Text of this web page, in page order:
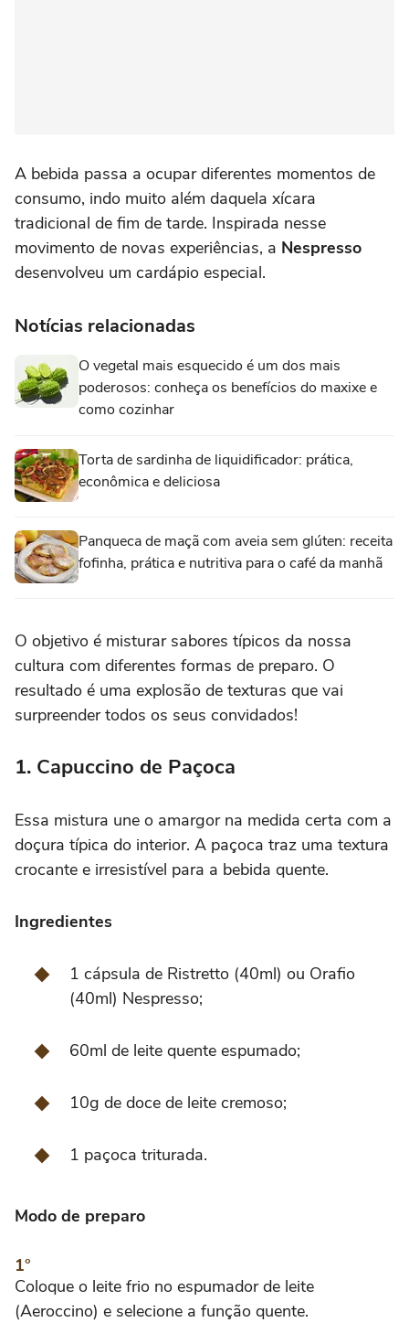
A bebida passa a ocupar diferentes momentos de
consumo, indo muito além daquela xícara
tradicional de fim de tarde. Inspirada nesse
movimento de novas experiências, a Nespresso
desenvolveu um cardápio especial.
Notícias relacionadas
O vegetal mais esquecido é um dos mais
poderosos: conheça os benefícios do maxixe e
como cozinhar
Torta de sardinha de liquidificador: prática,
econômica e deliciosa
Panqueca de maçã com aveia sem glúten: receita
fofinha, prática e nutritiva para o café da manhã
O objetivo é misturar sabores típicos da nossa
cultura com diferentes formas de preparo. O
resultado é uma explosão de texturas que vai
surpreender todos os seus convidados!
1. Capuccino de Paçoca
Essa mistura une o amargor na medida certa com a
doçura típica do interior. A paçoca traz uma textura
crocante e irresistível para a bebida quente.
Ingredientes
1 cápsula de Ristretto (40ml) ou Orafio
(40ml) Nespresso;
60ml de leite quente espumado;
10g de doce de leite cremoso;
1 paçoca triturada.
Modo de preparo
Coloque o leite frio no espumador de leite
(Aeroccino) e selecione a função quente.